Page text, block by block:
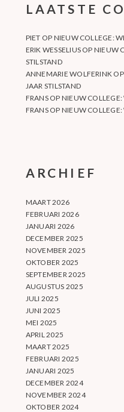
LAATSTE
PIET OP NIEUW COLLEGE:
ERIK WESSELIUS OP NIEUW
STILSTAND
ANNEMARIE WOLFERINK
JAAR STILSTAND
FRANSOP NIEUW COLLEGE:
FRANSOP NIEUW COLLEGE:
ARCHIEF
MAART 2026
FEBRUARI 2026
JANUARI 2026
DECEMBER 2025
NOVEMBER 2025
OKTOBER 2025
SEPTEMBER 2025
AUGUSTUS 2025
JULI 2025
JUNI 2025
MEI 2025
APRIL 2025
MAART 2025
FEBRUARI 2025
JANUARI 2025
DECEMBER 2024
NOVEMBER 2024
OKTOBER 2024